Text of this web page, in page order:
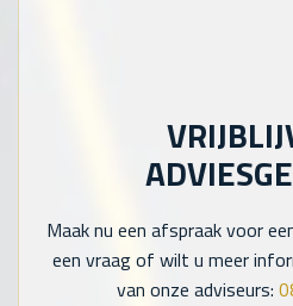
Maak nu een afspraak voor
een vraag of wilt u meer
van onze adviseurs: